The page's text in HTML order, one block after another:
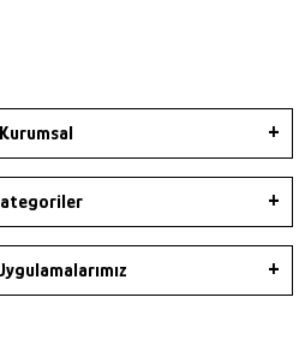
Kurumsal